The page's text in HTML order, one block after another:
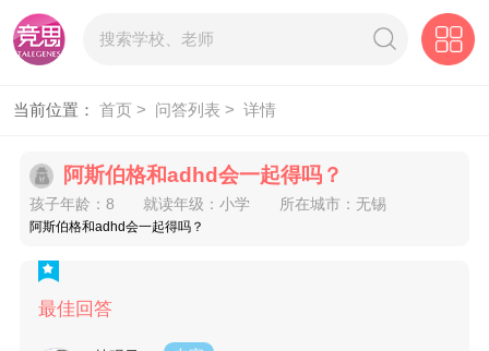
当前位置： 首页 > 问答列表 > 详情
阿斯伯格和adhd会一起得吗？
孩子年龄：8 就读年级：小学 所在城市：无锡
阿斯伯格和adhd会一起得吗？
最佳回答